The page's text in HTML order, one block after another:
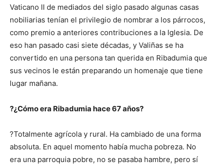
Vaticano II de mediados del siglo pasado algunas casas
nobiliarias tenían el privilegio de nombrar a los párrocos,
como premio a anteriores contribuciones a la Iglesia. De
eso han pasado casi siete décadas, y Valiñas se ha
convertido en una persona tan querida en Ribadumia que
sus vecinos le están preparando un homenaje que tiene
lugar mañana.
?¿Cómo era Ribadumia hace 67 años?
?Totalmente agrícola y rural. Ha cambiado de una forma
absoluta. En aquel momento había mucha pobreza. No
era una parroquia pobre, no se pasaba hambre, pero sí